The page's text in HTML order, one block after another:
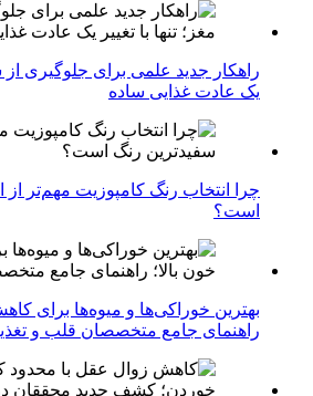
راهکار جدید علمی برای جلوگیری از
یک عادت غذایی ساده
چرا انتخاب رنگ کامپوزیت مهم‌تر از
است؟
بهترین خوراکی‌ها و میوه‌ها برای
راهنمای جامع متخصصان قلب و